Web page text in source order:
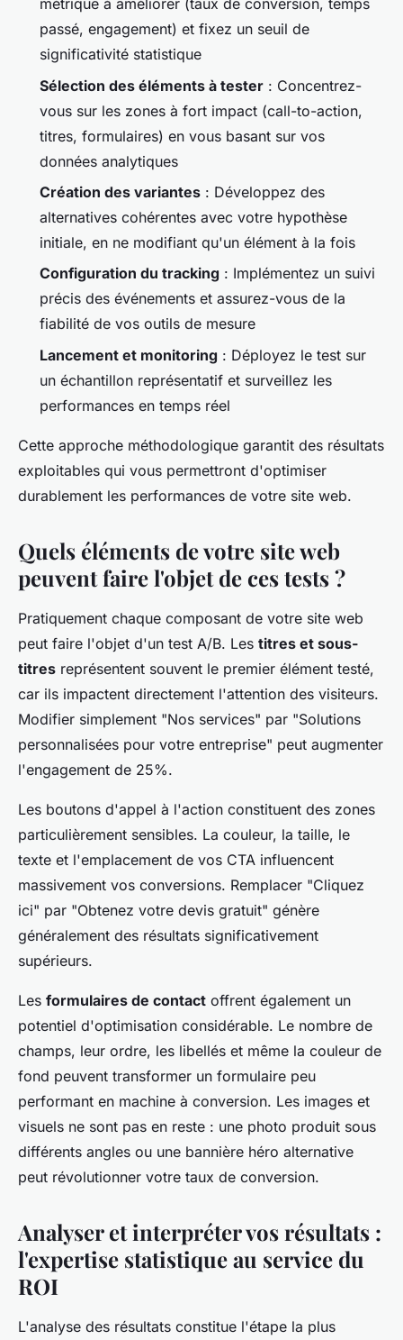
métrique à améliorer (taux de conversion, temps
passé, engagement) et fixez un seuil de
significativité statistique
Sélection des éléments à tester : Concentrez-
vous sur les zones à fort impact (call-to-action,
titres, formulaires) en vous basant sur vos
données analytiques
Création des variantes : Développez des
alternatives cohérentes avec votre hypothèse
initiale, en ne modifiant qu'un élément à la fois
Configuration du tracking : Implémentez un suivi
précis des événements et assurez-vous de la
fiabilité de vos outils de mesure
Lancement et monitoring : Déployez le test sur
un échantillon représentatif et surveillez les
performances en temps réel
Cette approche méthodologique garantit des résultats
exploitables qui vous permettront d'optimiser
durablement les performances de votre site web.
Quels éléments de votre site web
peuvent faire l'objet de ces tests ?
Pratiquement chaque composant de votre site web
peut faire l'objet d'un test A/B. Les titres et sous-
titres représentent souvent le premier élément testé,
car ils impactent directement l'attention des visiteurs.
Modifier simplement "Nos services" par "Solutions
personnalisées pour votre entreprise" peut augmenter
l'engagement de 25%.
Les boutons d'appel à l'action constituent des zones
particulièrement sensibles. La couleur, la taille, le
texte et l'emplacement de vos CTA influencent
massivement vos conversions. Remplacer "Cliquez
ici" par "Obtenez votre devis gratuit" génère
généralement des résultats significativement
supérieurs.
Les formulaires de contact offrent également un
potentiel d'optimisation considérable. Le nombre de
champs, leur ordre, les libellés et même la couleur de
fond peuvent transformer un formulaire peu
performant en machine à conversion. Les images et
visuels ne sont pas en reste : une photo produit sous
différents angles ou une bannière héro alternative
peut révolutionner votre taux de conversion.
Analyser et interpréter vos résultats :
l'expertise statistique au service du
ROI
L'analyse des résultats constitue l'étape la plus